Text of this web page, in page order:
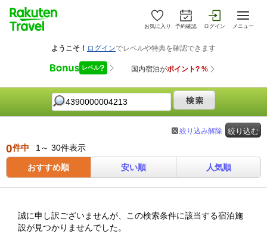
お気に入り 予約確認 ログイン メニュー
絞り込む
絞り込み解除
0件中 1～ 30件表示
おすすめ順 安い順 人気順
誠に申し訳ございませんが、この検索条件に該当する宿泊施
設が見つかりませんでした。